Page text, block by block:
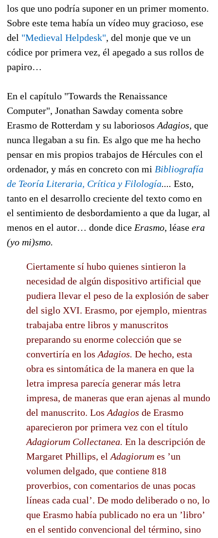
los que uno podría suponer en un primer momento.
Sobre este tema había un vídeo muy gracioso, ese
del "Medieval Helpdesk", del monje que ve un
códice por primera vez, él apegado a sus rollos de
papiro…
En el capítulo "Towards the Renaissance
Computer", Jonathan Sawday comenta sobre
Erasmo de Rotterdam y su laboriosos Adagios, que
nunca llegaban a su fin. Es algo que me ha hecho
pensar en mis propios trabajos de Hércules con el
ordenador, y más en concreto con mi Bibliografía
de Teoría Literaria, Crítica y Filología.... Esto,
tanto en el desarrollo creciente del texto como en
el sentimiento de desbordamiento a que da lugar, al
menos en el autor… donde dice Erasmo, léase era
(yo mi)smo.
Ciertamente sí hubo quienes sintieron la
necesidad de algún dispositivo artificial que
pudiera llevar el peso de la explosión de saber
del siglo XVI. Erasmo, por ejemplo, mientras
trabajaba entre libros y manuscritos
preparando su enorme colección que se
convertiría en los Adagios. De hecho, esta
obra es sintomática de la manera en que la
letra impresa parecía generar más letra
impresa, de maneras que eran ajenas al mundo
del manuscrito. Los Adagios de Erasmo
aparecieron por primera vez con el título
Adagiorum Collectanea. En la descripción de
Margaret Phillips, el Adagiorum es ’un
volumen delgado, que contiene 818
proverbios, con comentarios de unas pocas
líneas cada cual’. De modo deliberado o no, lo
que Erasmo había publicado no era un ’libro’
en el sentido convencional del término, sino